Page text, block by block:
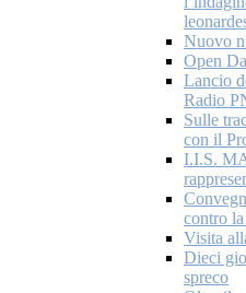
Nuovo
Open
Lancio
Radio
Sulle
con il
I.I.S.
contro
Visita
Dieci
spreco